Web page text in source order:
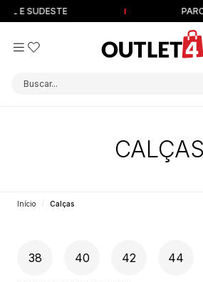
E SUDESTE
Buscar...
CALÇAS
Início Calças
38 40 42 44